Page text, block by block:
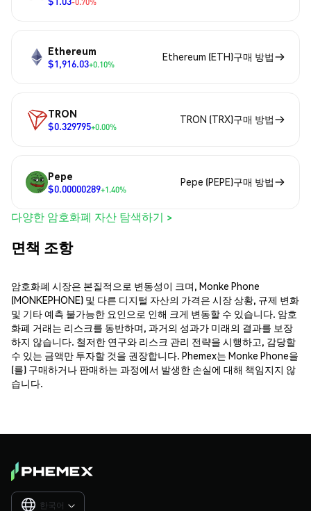
Ethereum
$1,916.03+0.10%
Ethereum (ETH)구매 방법
TRON
$0.329795+0.00%
TRON (TRX)구매 방법
Pepe
$0.00000289+1.40%
Pepe (PEPE)구매 방법
다양한 암호화폐 자산 탐색하기 >
면책 조항
암호화폐 시장은 본질적으로 변동성이 크며, Monke Phone
(MONKEPHONE) 및 다른 디지털 자산의 가격은 시장 상황, 규제 변화
및 기타 예측 불가능한 요인으로 인해 크게 변동할 수 있습니다. 암호
화폐 거래는 리스크를 동반하며, 과거의 성과가 미래의 결과를 보장
하지 않습니다. 철저한 연구와 리스크 관리 전략을 시행하고, 감당할
수 있는 금액만 투자할 것을 권장합니다. Phemex는 Monke Phone을
(를) 구매하거나 판매하는 과정에서 발생한 손실에 대해 책임지지 않
습니다.
한국어 